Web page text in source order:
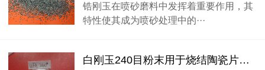
锆刚玉在喷砂磨料中发挥着重要作用，其
特性使其成为喷砂处理中的···
白刚玉240目粉末用于烧结陶瓷片隔粘粉